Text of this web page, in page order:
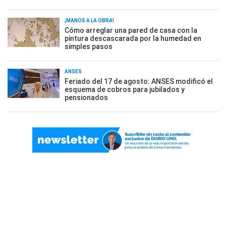
¡MANOS A LA OBRA!
Cómo arreglar una pared de casa con la
pintura descascarada por la humedad en
simples pasos
ANSES
Feriado del 17 de agosto: ANSES modificó el
esquema de cobros para jubilados y
pensionados